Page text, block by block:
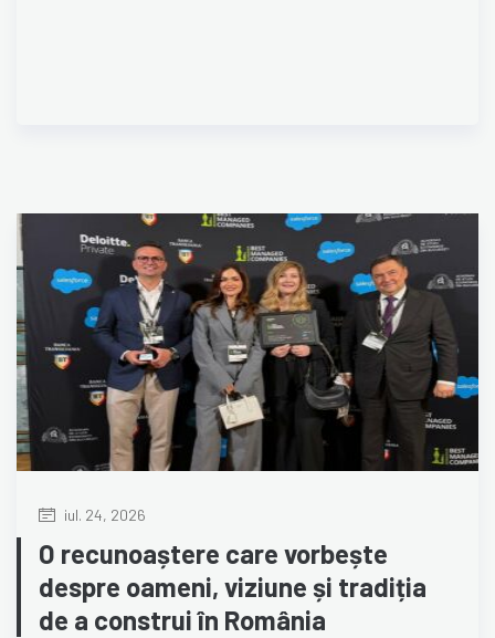
iul. 24, 2026
O recunoaștere care vorbește
despre oameni, viziune și tradiția
de a construi în România